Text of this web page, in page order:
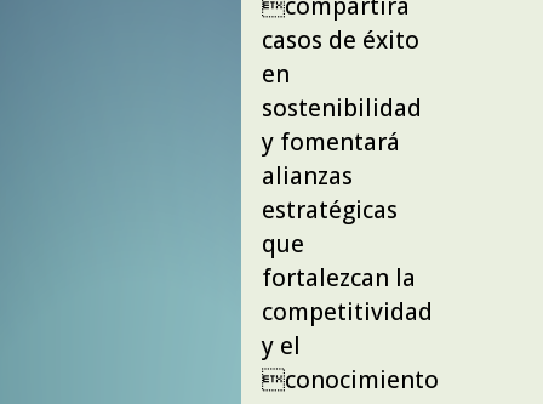
casos de éxito
en
sostenibilidad
y fomentará
alianzas
estratégicas
que
fortalezcan la
competitividad
y el
conocimiento